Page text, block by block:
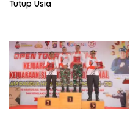
Tutup Usia